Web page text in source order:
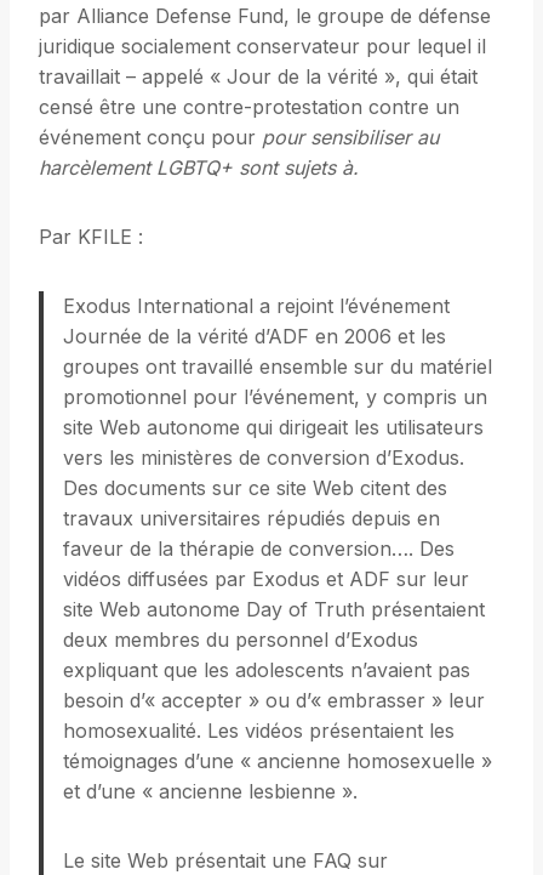
par Alliance Defense Fund, le groupe de défense
juridique socialement conservateur pour lequel il
travaillait – appelé « Jour de la vérité », qui était
censé être une contre-protestation contre un
événement conçu pour pour sensibiliser au
harcèlement LGBTQ+ sont sujets à.
Par KFILE :
Exodus International a rejoint l’événement
Journée de la vérité d’ADF en 2006 et les
groupes ont travaillé ensemble sur du matériel
promotionnel pour l’événement, y compris un
site Web autonome qui dirigeait les utilisateurs
vers les ministères de conversion d’Exodus.
Des documents sur ce site Web citent des
travaux universitaires répudiés depuis en
faveur de la thérapie de conversion…. Des
vidéos diffusées par Exodus et ADF sur leur
site Web autonome Day of Truth présentaient
deux membres du personnel d’Exodus
expliquant que les adolescents n’avaient pas
besoin d’« accepter » ou d’« embrasser » leur
homosexualité. Les vidéos présentaient les
témoignages d’une « ancienne homosexuelle »
et d’une « ancienne lesbienne ».
Le site Web présentait une FAQ sur